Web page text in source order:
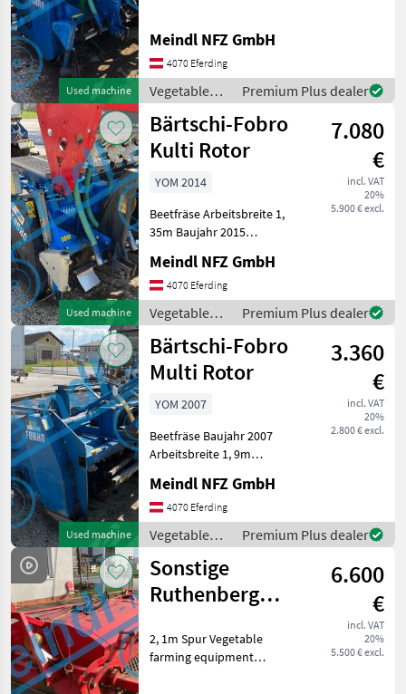
Used machine
Meindl NFZ GmbH
4070 Eferding
Vegetable
farming
equipment /
Bärtschi-
Fobro
Premium Plus dealer
Used machine
Bärtschi-Fobro
Kulti Rotor
7.080
€
incl. VAT
20%
5.900 € excl.
YOM 2014
Beetfräse Arbeitsbreite 1,
35m Baujahr 2015
equipment Vegetable
cultivation equipment
Meindl NFZ GmbH
4070 Eferding
Vegetable
farming
equipment /
Bärtschi-
Fobro
Premium Plus dealer
Used machine
Bärtschi-Fobro
Multi Rotor
3.360
€
incl. VAT
20%
2.800 € excl.
YOM 2007
Beetfräse Baujahr 2007
Arbeitsbreite 1, 9m
equipment Vegetable
cultivation equipment
Meindl NFZ GmbH
4070 Eferding
Vegetable
farming
equipment /
Bärtschi-
Fobro
Premium Plus dealer
Sonstige
Ruthenberg
6.600
€
incl. VAT
20%
5.500 € excl.
2, 1m Spur Vegetable
farming equipment